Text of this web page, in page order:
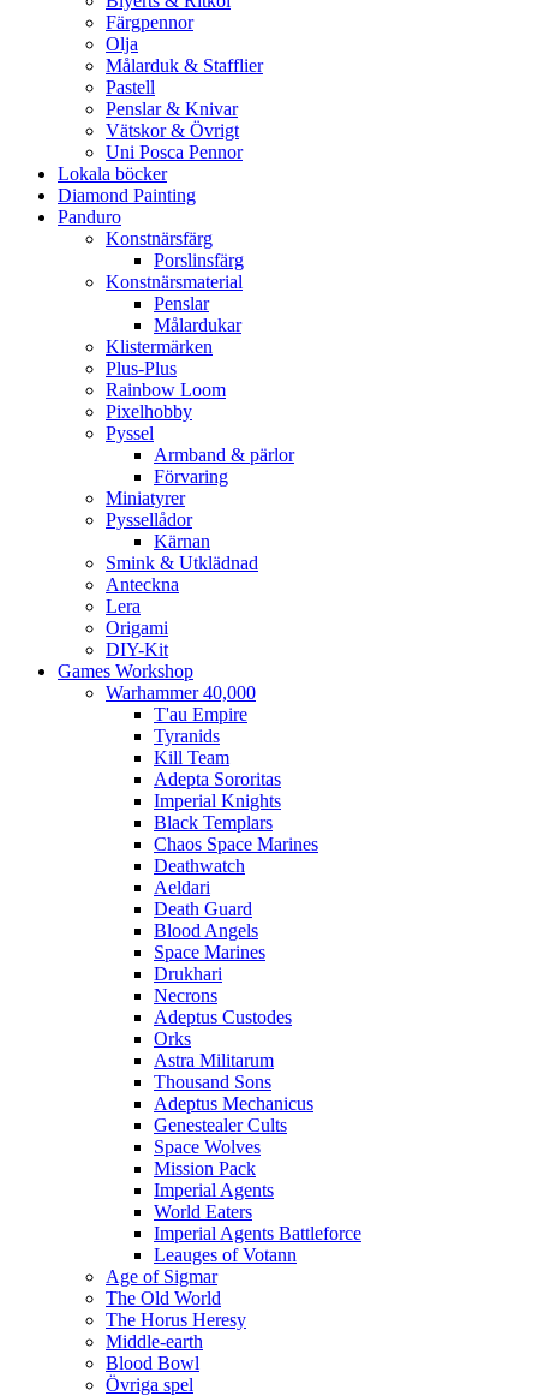
Färgpennor
Olja
Målarduk & Stafflier
Pastell
Penslar & Knivar
Vätskor & Övrigt
Uni Posca Pennor
Lokala böcker
Diamond Painting
Panduro
Konstnärsfärg
Porslinsfärg
Konstnärsmaterial
Penslar
Målardukar
Klistermärken
Plus-Plus
Rainbow Loom
Pixelhobby
Pyssel
Armband & pärlor
Förvaring
Miniatyrer
Pyssellådor
Kärnan
Smink & Utklädnad
Anteckna
Lera
Origami
DIY-Kit
Games Workshop
Warhammer 40,000
T'au Empire
Tyranids
Kill Team
Adepta Sororitas
Imperial Knights
Black Templars
Chaos Space Marines
Deathwatch
Aeldari
Death Guard
Blood Angels
Space Marines
Drukhari
Necrons
Adeptus Custodes
Orks
Astra Militarum
Thousand Sons
Adeptus Mechanicus
Genestealer Cults
Space Wolves
Mission Pack
Imperial Agents
World Eaters
Imperial Agents Battleforce
Leauges of Votann
Age of Sigmar
The Old World
The Horus Heresy
Middle-earth
Blood Bowl
Övriga spel